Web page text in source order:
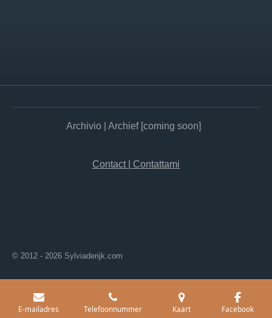
Archivio | Archief [coming soon]
Contact | Contattami
© 2012 - 2026 Sylviaderijk.com
E-mailadres Telefoonnummer Kaart Facebook